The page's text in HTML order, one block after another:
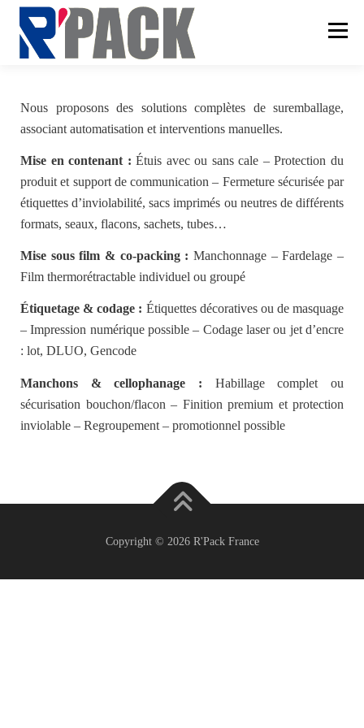
Aller
contenu
Menu
CONDITIONNEMENT SERVICES
CONTACT
Nous proposons des solutions complètes de suremballage,
associant automatisation et interventions manuelles.
Mise en contenant :Étuis avec ou sans cale – Protection du
produit et support de communication – Fermeture sécurisée par
étiquettes d’inviolabilité, sacs imprimés ou neutres de différents
formats, seaux, flacons, sachets, tubes…
Mise sous film & co-packing : Manchonnage – Fardelage –
Film thermorétractable individuel ou groupé
Étiquetage & codage : Étiquettes décoratives ou de masquage
– Impression numérique possible – Codage laser ou jet d’encre
: lot, DLUO, Gencode
Manchons & cellophanage : Habillage complet ou
sécurisation bouchon/flacon – Finition premium et protection
inviolable – Regroupement – promotionnel possible
Copyright © 2026 R'Pack France